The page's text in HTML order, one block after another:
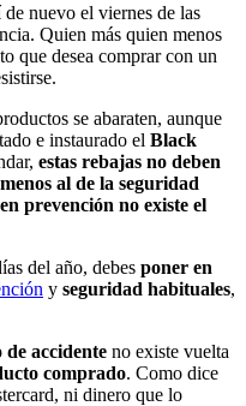
nuevo el viernes de las
Quien más quien menos
que desea comprar con un
se abaraten, aunque
e instaurado el Black
estas rebajas no deben
al de la seguridad
en prevención no existe el
del año, debes poner en
y seguridad habituales,
de accidente no existe vuelta
comprado. Como dice
ni dinero que lo